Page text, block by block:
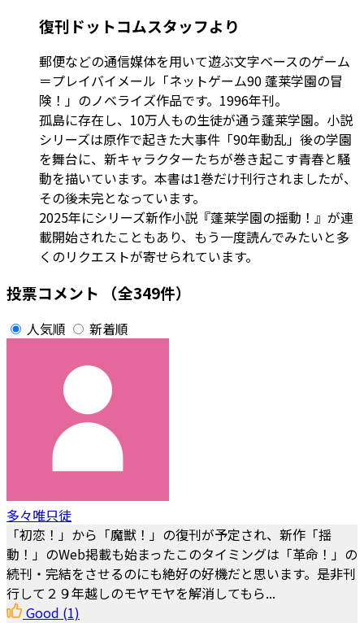
復刊ドットコムスタッフより
郵便などの通信媒体を用いて遊ぶ文字ベースのゲーム
＝プレイバイメール「ネットゲーム90 蓬莱学園の冒
険！」のノベライズ作品です。1996年刊。
孤島に存在し、10万人もの生徒が通う蓬莱学園。小説
シリーズは原作で起きた大事件「90年動乱」後の学園
を舞台に、新キャラクターたちが巻き起こす青春と騒
動を描いています。本書は1巻だけ刊行されましたが、
その後未完となっています。
2025年にシリーズ新作小説『蓬莱学園の揺動！』が連
載開始されたこともあり、もう一度読んでみたいと多
くのリクエストが寄せられています。
投票コメント （全349件）
人気順 新着順
多々唯只徒
「初恋！」から「魔獣！」の復刊が予定され、新作「揺
動！」のWeb掲載も始まったこのタイミングは「革命！」の
続刊・完結をさせるのにも絶好の好機だと思います。是非刊
行して２９年越しのモヤモヤを解消してもら...
Good (1)